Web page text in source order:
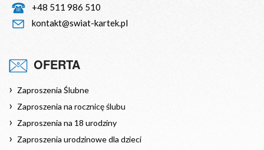
+48 511 986 510
kontakt@swiat-kartek.pl
OFERTA
Zaproszenia Ślubne
Zaproszenia na rocznicę ślubu
Zaproszenia na 18 urodziny
Zaproszenia urodzinowe dla dzieci